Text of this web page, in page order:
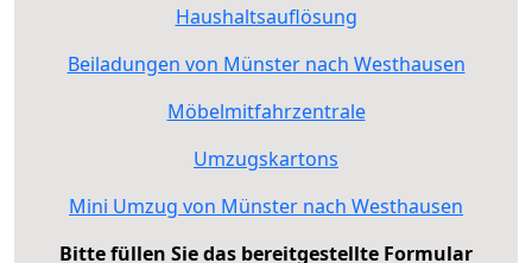
Haushaltsauflösung
Beiladungen von Münster nach Westhausen
Möbelmitfahrzentrale
Umzugskartons
Mini Umzug von Münster nach Westhausen
Bitte füllen Sie das bereitgestellte Formular